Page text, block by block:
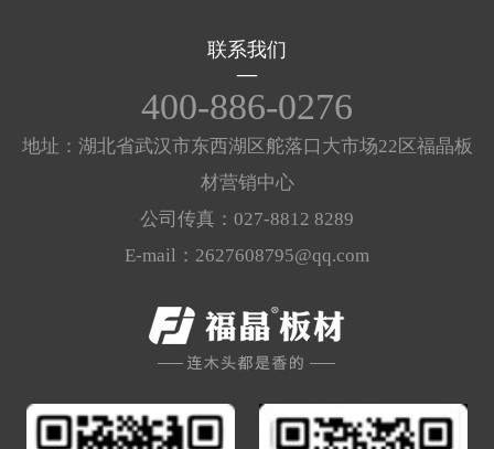
联系我们
400-886-0276
地址：湖北省武汉市东西湖区舵落口大市场22区福晶板
材营销中心
公司传真：027-8812 8289
E-mail：2627608795@qq.com